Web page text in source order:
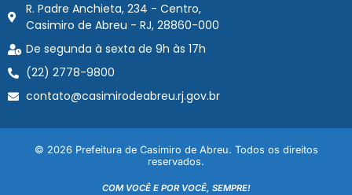
R. Padre Anchieta, 234 - Centro,
Casimiro de Abreu - RJ, 28860-000
De segunda à sexta de 9h às 17h
(22) 2778-9800
contato@casimirodeabreu.rj.gov.br
© 2026 Prefeitura de Casimiro de Abreu. Todos os direitos
reservados.
COM VOCÊ E POR VOCÊ, SEMPRE!